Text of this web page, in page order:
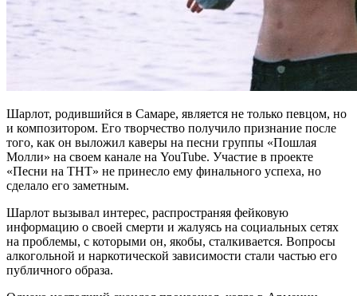
Шарлот, родившийся в Самаре, является не только певцом, но
и композитором. Его творчество получило признание после
того, как он выложил каверы на песни группы «Пошлая
Молли» на своем канале на YouTube. Участие в проекте
«Песни на ТНТ» не принесло ему финального успеха, но
сделало его заметным.
Шарлот вызывал интерес, распространяя фейковую
информацию о своей смерти и жалуясь на социальных сетях
на проблемы, с которыми он, якобы, сталкивается. Вопросы
алкогольной и наркотической зависимости стали частью его
публичного образа.